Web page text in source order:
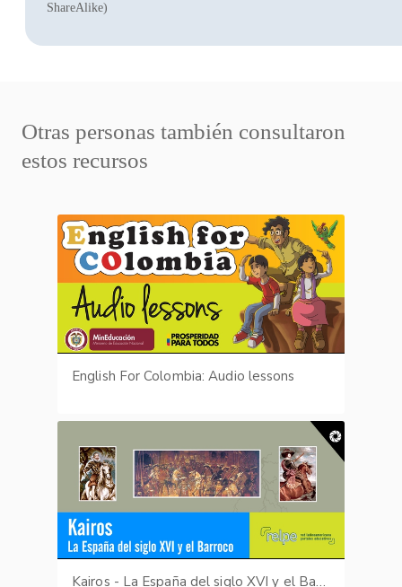
ShareAlike)
Otras personas también consultaron
estos recursos
English For Colombia: Audio lessons
Kairos - La España del siglo XVI y el Barroco